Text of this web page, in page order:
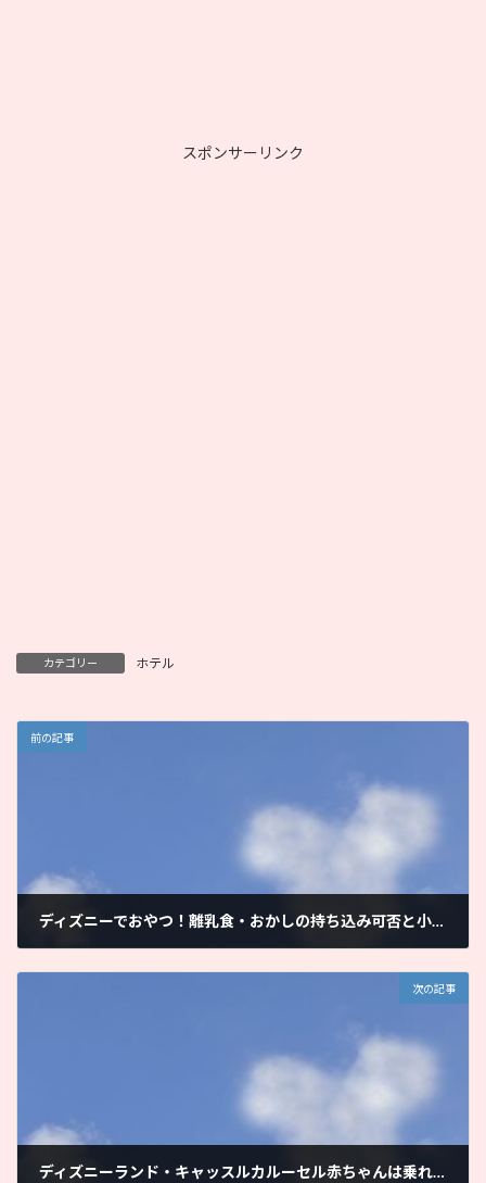
スポンサーリンク
カテゴリー ホテル
前の記事
ディズニーでおやつ！離乳食・おかしの持ち込み可否と小さい子にもおすすめのメニュー5選｜ママと子供だけで子連れディズニー
次の記事
ディズニーランド・キャッスルカルーセル赤ちゃんは乗れる？｜ママと子供だけで子連れディズニー